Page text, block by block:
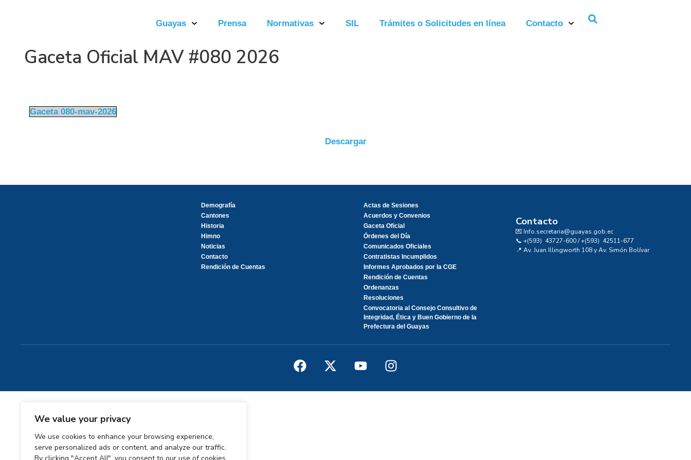
We value your privacy
We use cookies to enhance your browsing experience,
serve personalized ads or content, and analyze our traffic.
Guayas Prensa Normativas SIL Trámites o Solicitudes en línea Contacto
Gaceta Oficial MAV #080 2026
Gaceta 080-mav-2026
Descargar
Demografía
Cantones
Historia
Himno
Noticias
Contacto
Rendición de Cuentas
Actas de Sesiones
Acuerdos y Convenios
Gaceta Oficial
Órdenes del Día
Comunicados Oficiales
Contratistas Incumplidos
Informes Aprobados por la CGE
Rendición de Cuentas
Ordenanzas
Resoluciones
Convocatoria al Consejo Consultivo de
Integridad, Ética y Buen Gobierno de la
Prefectura del Guayas
Contacto
💌 Info.secretaria@guayas.gob.ec
📞 +(593) 43727-600 / +(593) 42511-677
📍 Av. Juan Illingworth 108 y Av. Simón Bolívar